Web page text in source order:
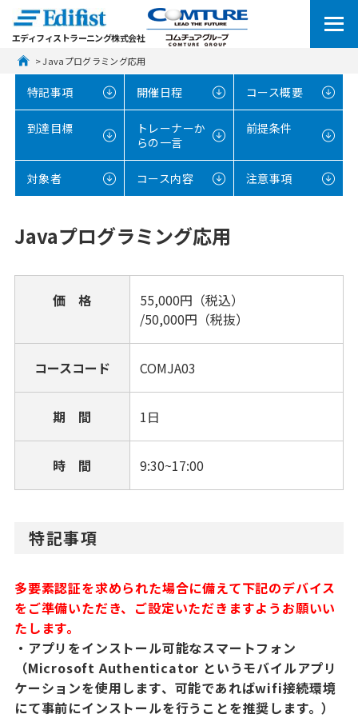
エディフィストラーニング株式会社
> Javaプログラミング応用
特記事項 開催日程 コース概要
到達目標
トレーナーか
らの一言
前提条件
対象者 コース内容 注意事項
Javaプログラミング応用
価 格
55,000円（税込）
/50,000円（税抜）
コースコード COMJA03
期 間 1日
時 間 9:30~17:00
特記事項
多要素認証を求められた場合に備えて下記のデバイス
をご準備いただき、ご設定いただきますようお願いい
たします。
・アプリをインストール可能なスマートフォン
（Microsoft Authenticator というモバイルアプリ
ケーションを使用します、可能であればwifi接続環境
にて事前にインストールを行うことを推奨します。）